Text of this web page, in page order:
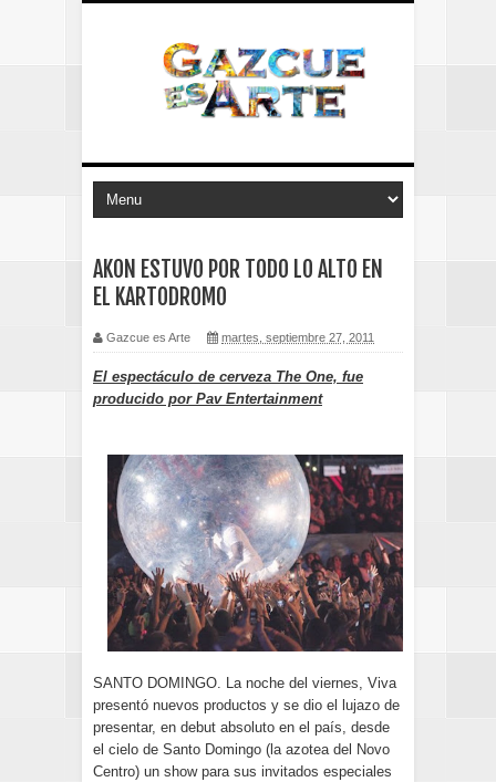
AKON ESTUVO POR TODO LO ALTO EN
EL KARTODROMO
Gazcue es Arte martes, septiembre 27, 2011
El espectáculo de cerveza The One, fue
producido por Pav Entertainment
SANTO DOMINGO. La noche del viernes, Viva
presentó nuevos productos y se dio el lujazo de
presentar, en debut absoluto en el país, desde
el cielo de Santo Domingo (la azotea del Novo
Centro) un show para sus invitados especiales